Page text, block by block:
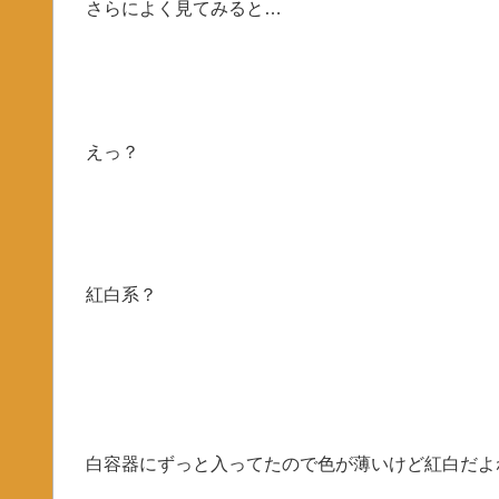
さらによく見てみると…
えっ？
紅白系？
白容器にずっと入ってたので色が薄いけど紅白だよ